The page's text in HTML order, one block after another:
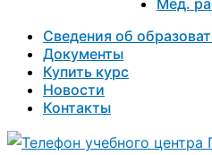
Мед.
Сведения об
Документы
Купить курс
Новости
Контакты